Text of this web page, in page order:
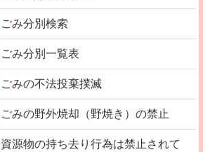
ごみ分別検索
ごみ分別一覧表
ごみの不法投棄撲滅
ごみの野外焼却（野焼き）の禁止
資源物の持ち去り行為は禁止されて